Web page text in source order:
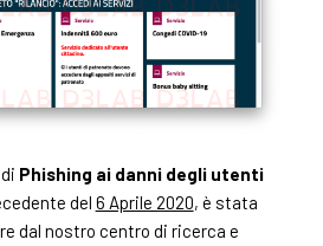
Phishing ai danni degli utenti
del 6 Aprile 2020, è stata
dal nostro centro di ricerca e